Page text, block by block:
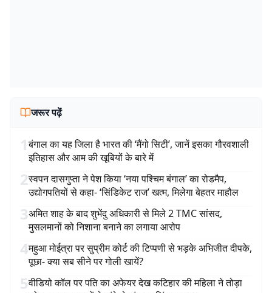
जरूर पढ़ें
1बंगाल का यह जिला है भारत की ‘मैंगो सिटी’, जानें इसका गौरवशाली
इतिहास और आम की खूबियों के बारे में
2स्वपन दासगुप्ता ने पेश किया ‘नया पश्चिम बंगाल’ का रोडमैप,
उद्योगपतियों से कहा- ‘सिंडिकेट राज’ खत्म, मिलेगा बेहतर माहौल
3अमित शाह के बाद शुभेंदु अधिकारी से मिले 2 TMC सांसद,
मुसलमानों को निशाना बनाने का लगाया आरोप
4महुआ मोईत्रा पर सुप्रीम कोर्ट की टिप्पणी से भड़के अभिजीत दीपके,
पूछा- क्या सब सीने पर गोली खायें?
5वीडियो कॉल पर पति का अफेयर देख कटिहार की महिला ने तोड़ा